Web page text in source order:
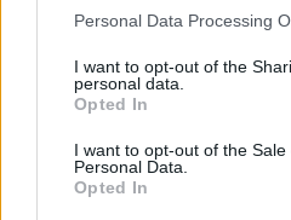
Please note that this website/
not limited to your visit or usage
grant or deny consent to
use your data for below
consent section.
Personal Data Processing
I want to opt-out of the
personal data.
Opted In
I want to opt-out of the Sale
Personal Data.
Opted In